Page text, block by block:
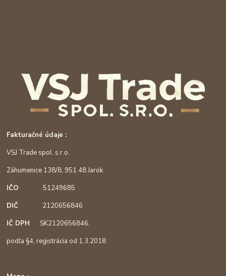
Fakturačné údaje :
VSJ Trade spol. s.r.o.
Záhumenice 138/8, 951 48 Jarok
IČO51249685
DIČ 2120656846
IČ DPHSK2120656846,
podľa §4, registrácia od 1.3.2018